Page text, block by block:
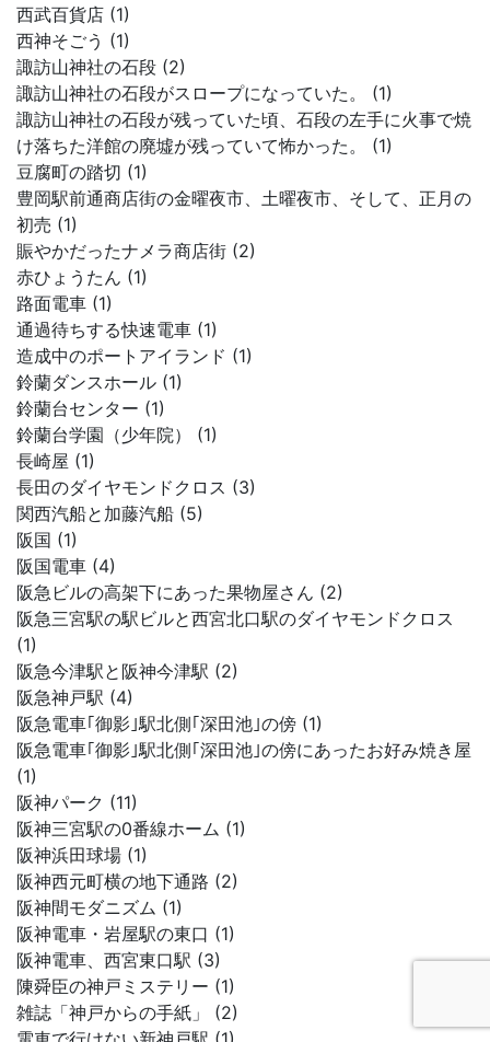
西武百貨店 (1)
西神そごう (1)
諏訪山神社の石段 (2)
諏訪山神社の石段がスロープになっていた。 (1)
諏訪山神社の石段が残っていた頃、石段の左手に火事で焼
け落ちた洋館の廃墟が残っていて怖かった。 (1)
豆腐町の踏切 (1)
豊岡駅前通商店街の金曜夜市、土曜夜市、そして、正月の
初売 (1)
賑やかだったナメラ商店街 (2)
赤ひょうたん (1)
路面電車 (1)
通過待ちする快速電車 (1)
造成中のポートアイランド (1)
鈴蘭ダンスホール (1)
鈴蘭台センター (1)
鈴蘭台学園（少年院） (1)
長崎屋 (1)
長田のダイヤモンドクロス (3)
関西汽船と加藤汽船 (5)
阪国 (1)
阪国電車 (4)
阪急ビルの高架下にあった果物屋さん (2)
阪急三宮駅の駅ビルと西宮北口駅のダイヤモンドクロス
(1)
阪急今津駅と阪神今津駅 (2)
阪急神戸駅 (4)
阪急電車｢御影｣駅北側｢深田池｣の傍 (1)
阪急電車｢御影｣駅北側｢深田池｣の傍にあったお好み焼き屋
(1)
阪神パーク (11)
阪神三宮駅の0番線ホーム (1)
阪神浜田球場 (1)
阪神西元町横の地下通路 (2)
阪神間モダニズム (1)
阪神電車・岩屋駅の東口 (1)
阪神電車、西宮東口駅 (3)
陳舜臣の神戸ミステリー (1)
雑誌「神戸からの手紙」 (2)